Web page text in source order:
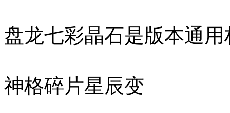
盘龙七彩晶石
神格碎片星辰变